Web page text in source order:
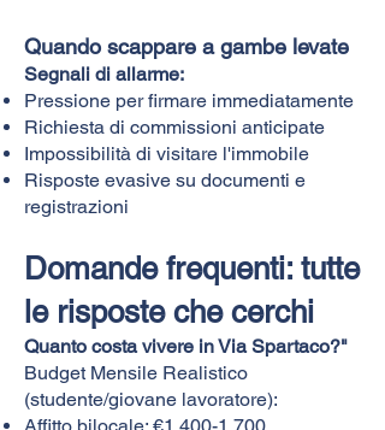
Quando scappare a gambe levate
Segnali di allarme:
Pressione per firmare immediatamente
Richiesta di commissioni anticipate
Impossibilità di visitare l'immobile
Risposte evasive su documenti e
registrazioni
Domande frequenti: tutte
le risposte che cerchi
Quanto costa vivere in Via Spartaco?"
Budget Mensile Realistico
(studente/giovane lavoratore):
Affitto bilocale: €1.400-1.700